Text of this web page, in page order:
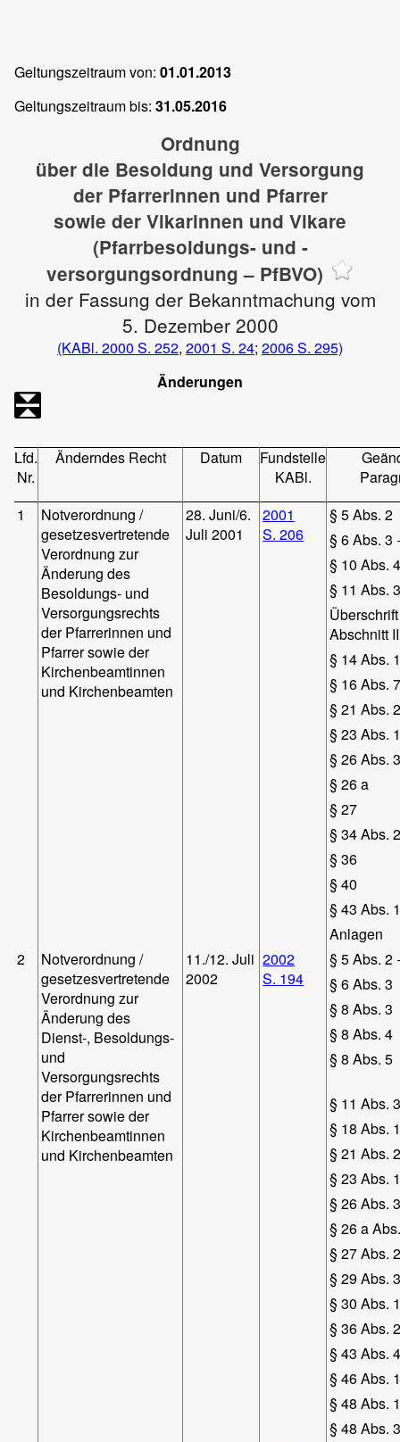
Geltungszeitraum von: 01.01.2013
Geltungszeitraum bis: 31.05.2016
Ordnung
über die Besoldung und Versorgung
der Pfarrerinnen und Pfarrer
sowie der Vikarinnen und Vikare
(Pfarrbesoldungs- und -
versorgungsordnung – PfBVO)
in der Fassung der Bekanntmachung vom
5. Dezember 2000
(KABl. 2000 S. 252, 2001 S. 24; 2006 S. 295)
Änderungen
Lfd.
Nr.
Änderndes Recht Datum
Fundstelle
KABl.
1
Notverordnung /
gesetzesvertretende
Verordnung zur
Änderung des
Besoldungs- und
Versorgungsrechts
der Pfarrerinnen und
Pfarrer sowie der
Kirchenbeamtinnen
und Kirchenbeamten
28. Juni/6.
Juli 2001
2001
S. 206
§ 5 Abs. 2
§ 6 Abs. 3
§ 10 Abs.
§ 11 Abs.
Abschnitt
§ 14 Abs.
§ 16 Abs.
§ 21 Abs.
§ 23 Abs.
§ 26 Abs.
§ 26 a
§ 27
§ 34 Abs.
§ 36
§ 40
§ 43 Abs.
Anlagen
2
Notverordnung /
gesetzesvertretende
Verordnung zur
Änderung des
Dienst-, Besoldungs-
und
Versorgungsrechts
der Pfarrerinnen und
Pfarrer sowie der
Kirchenbeamtinnen
und Kirchenbeamten
11./12. Juli
2002
2002
S. 194
§ 5 Abs. 2
§ 6 Abs. 3
§ 8 Abs. 3
§ 8 Abs. 4
§ 8 Abs. 5
§ 11 Abs.
§ 18 Abs.
§ 21 Abs.
§ 23 Abs.
§ 26 Abs.
§ 26 a
§ 27 Abs.
§ 29 Abs.
§ 30 Abs.
§ 36 Abs.
§ 43 Abs.
§ 46 Abs.
§ 48 Abs.
§ 48 Abs.